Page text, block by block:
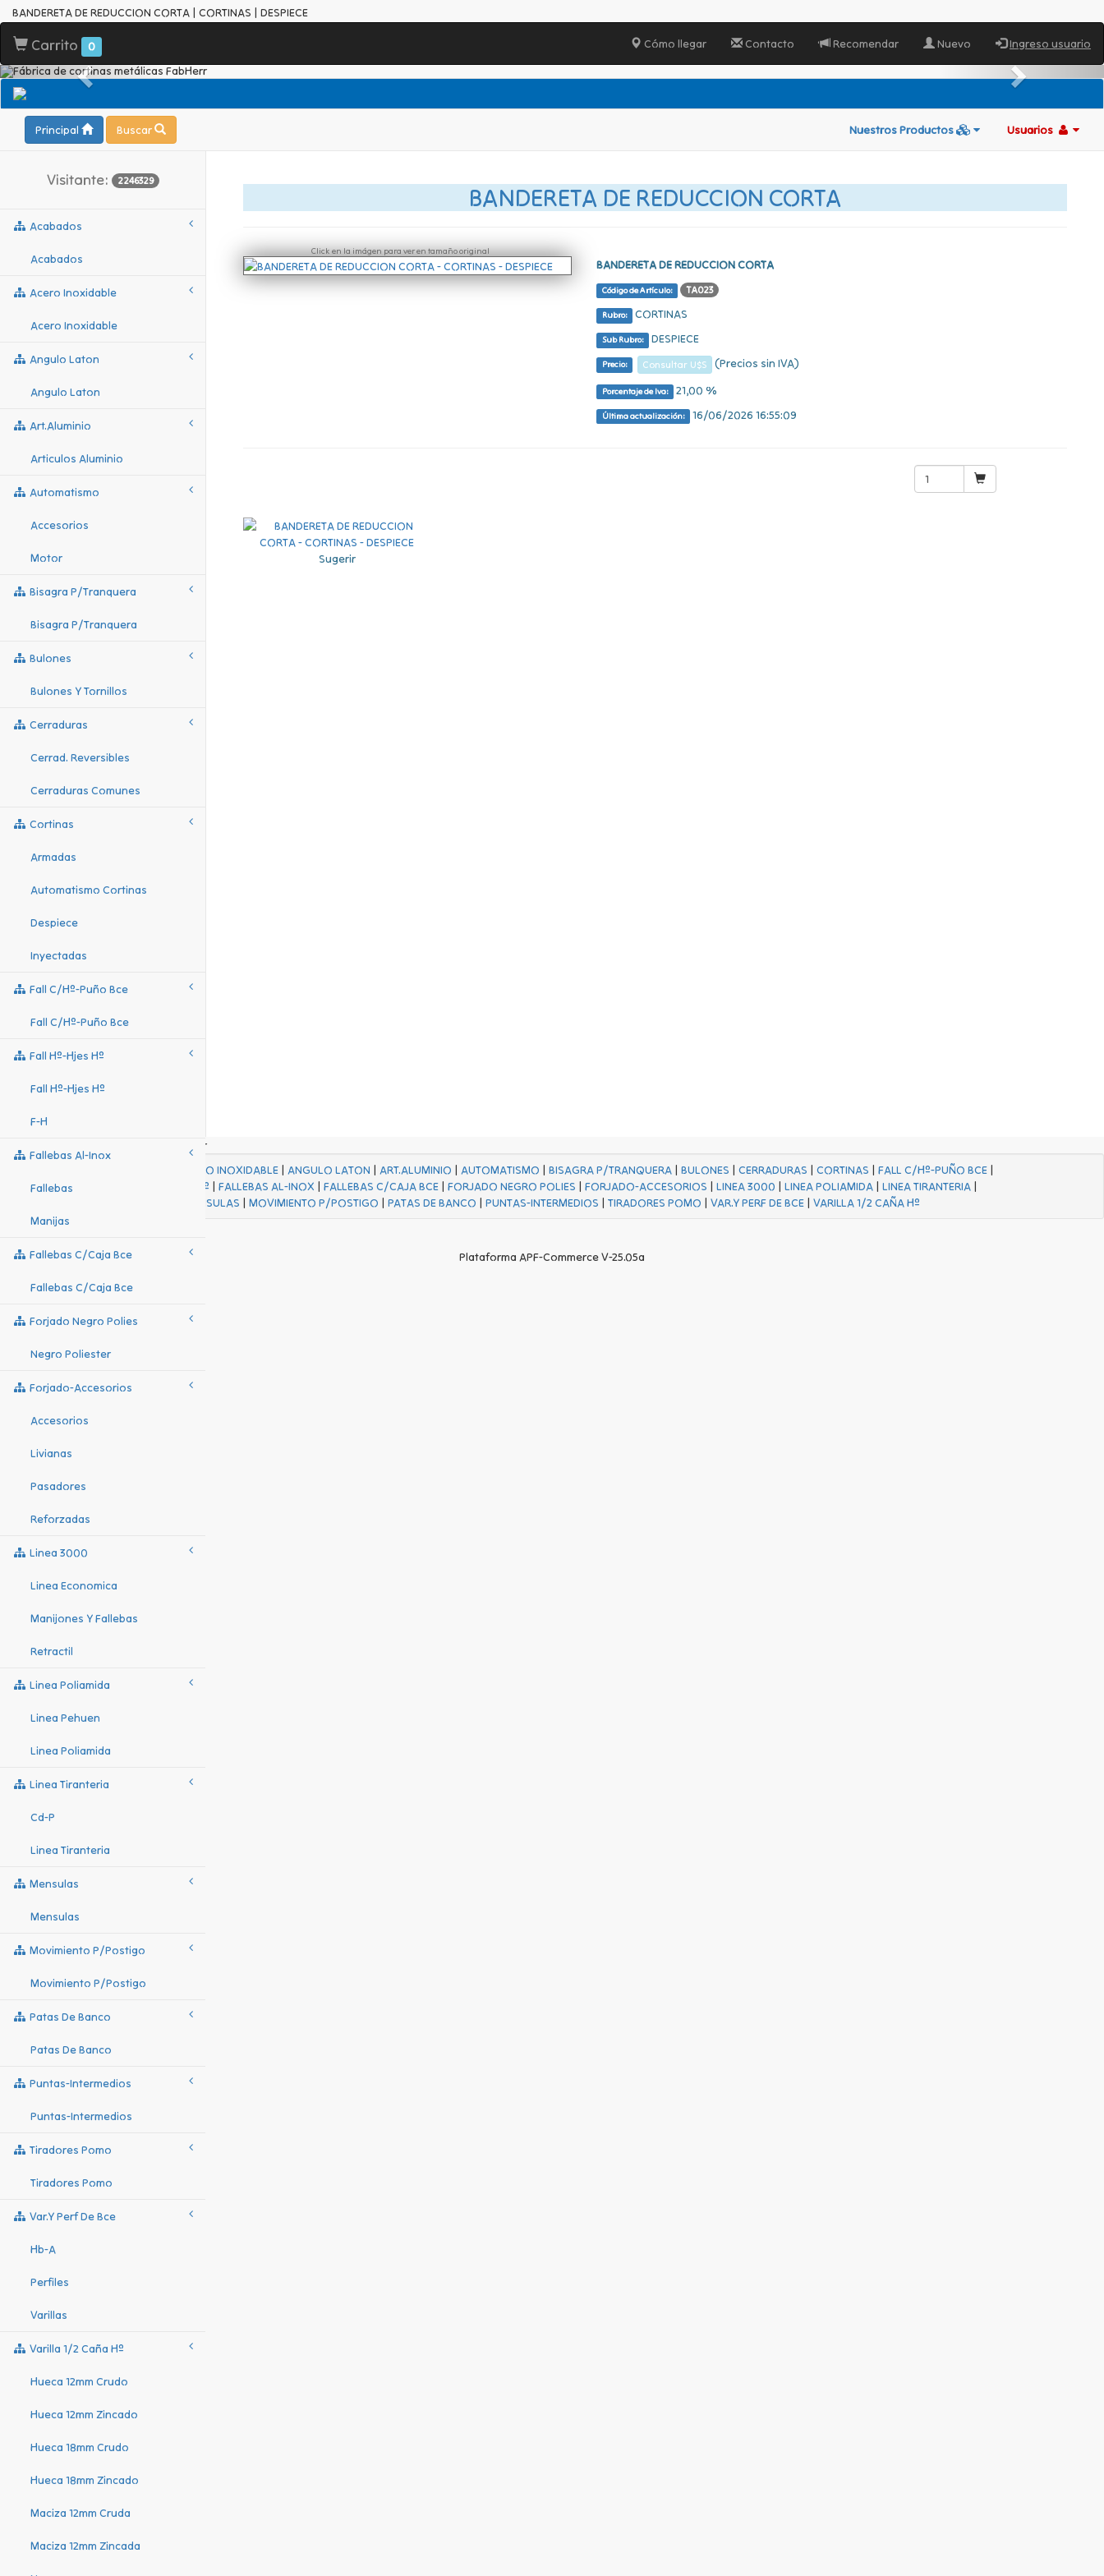
BANDERETA DE REDUCCION CORTA | CORTINAS | DESPIECE
Carrito 0 Cómo llegar Contacto Recomendar Nuevo Ingreso usuario
Principal Buscar Nuestros Productos Usuarios
Visitante: 2246329
Acabados
Acabados
Acero Inoxidable
Acero Inoxidable
Angulo Laton
Angulo Laton
Art.aluminio
Articulos Aluminio
Automatismo
Accesorios
Motor
Bisagra P/tranquera
Bisagra P/tranquera
Bulones
Bulones Y Tornillos
Cerraduras
Cerrad. Reversibles
Cerraduras Comunes
Cortinas
Armadas
Automatismo Cortinas
Despiece
Inyectadas
Fall C/hº-Puño Bce
Fall C/hº-Puño Bce
Fall Hº-Hjes Hº
Fall Hº-Hjes Hº
F-H
Fallebas Al-Inox
Fallebas
Manijas
Fallebas C/caja Bce
Fallebas C/caja Bce
Forjado Negro Polies
Negro Poliester
Forjado-Accesorios
Accesorios
Livianas
Pasadores
Reforzadas
Linea 3000
Linea Economica
Manijones Y Fallebas
Retractil
Linea Poliamida
Linea Pehuen
Linea Poliamida
Linea Tiranteria
Cd-P
Linea Tiranteria
Mensulas
Mensulas
Movimiento P/postigo
Movimiento P/postigo
Patas De Banco
Patas De Banco
Puntas-Intermedios
Puntas-Intermedios
Tiradores Pomo
Tiradores Pomo
Var.y Perf De Bce
Hb-A
Perfiles
Varillas
Varilla 1/2 Caña Hº
Hueca 12mm Crudo
Hueca 12mm Zincado
Hueca 18mm Crudo
Hueca 18mm Zincado
Maciza 12mm Cruda
Maciza 12mm Zincada
BANDERETA DE REDUCCION CORTA
Click en la imágen para ver en tamaño original
BANDERETA DE REDUCCION CORTA
Código de Artículo: TA023
Rubro: CORTINAS
Sub Rubro: DESPIECE
Precio: Consultar U$S (Precios sin IVA)
Porcentaje de Iva: 21,00 %
Última actualización: 16/06/2026 16:55:09
Sugerir
ACERO INOXIDABLE| ANGULO LATON | ART.ALUMINIO | AUTOMATISMO | BISAGRA P/TRANQUERA| BULONES | CERRADURAS | CORTINAS | FALL C/Hº-PUÑO BCE|
FALL Hº-HJES Hº |FALLEBAS AL-INOX |FALLEBAS C/CAJA BCE |FORJADO NEGRO POLIES |FORJADO-ACCESORIOS |LINEA 3000 |LINEA POLIAMIDA |LINEA TIRANTERIA |
MENSULAS | MOVIMIENTO P/POSTIGO | PATAS DE BANCO | PUNTAS-INTERMEDIOS | TIRADORES POMO | VAR.Y PERF DE BCE| VARILLA 1/2 CAÑA Hº
Plataforma APF-Commerce V-25.05a